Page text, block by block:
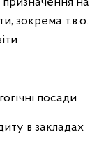
зокрема т.в.о.
посади
в закладах